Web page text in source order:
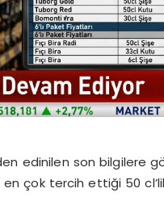
edinilen son bilgilere
en çok tercih ettiği 50